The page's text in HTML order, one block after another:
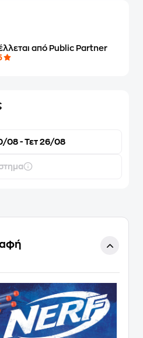
από Public Partner
08 - Τετ 26/08